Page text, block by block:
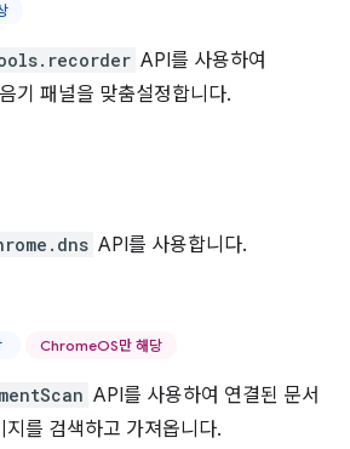
API를 사용하여
기 패널을 맞춤설정합니다.
API를 사용합니다.
ChromeOS만 해당
API를 사용하여 연결된 문서
를 검색하고 가져옵니다.